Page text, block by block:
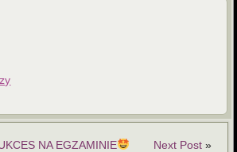
NA EGZAMINIE Next Post»